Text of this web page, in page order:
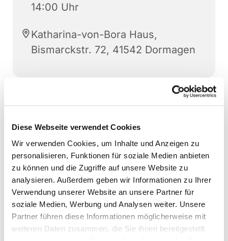
Diese Webseite verwendet Cookies
Wir verwenden Cookies, um Inhalte und Anzeigen zu
personalisieren, Funktionen für soziale Medien anbieten
zu können und die Zugriffe auf unsere Website zu
analysieren. Außerdem geben wir Informationen zu Ihrer
Verwendung unserer Website an unsere Partner für
soziale Medien, Werbung und Analysen weiter. Unsere
Partner führen diese Informationen möglicherweise mit
weiteren Daten zusammen, die Sie ihnen bereitgestellt
14:00 Uhr
Katharina-von-Bora Haus,
Bismarckstr. 72, 41542 Dormagen